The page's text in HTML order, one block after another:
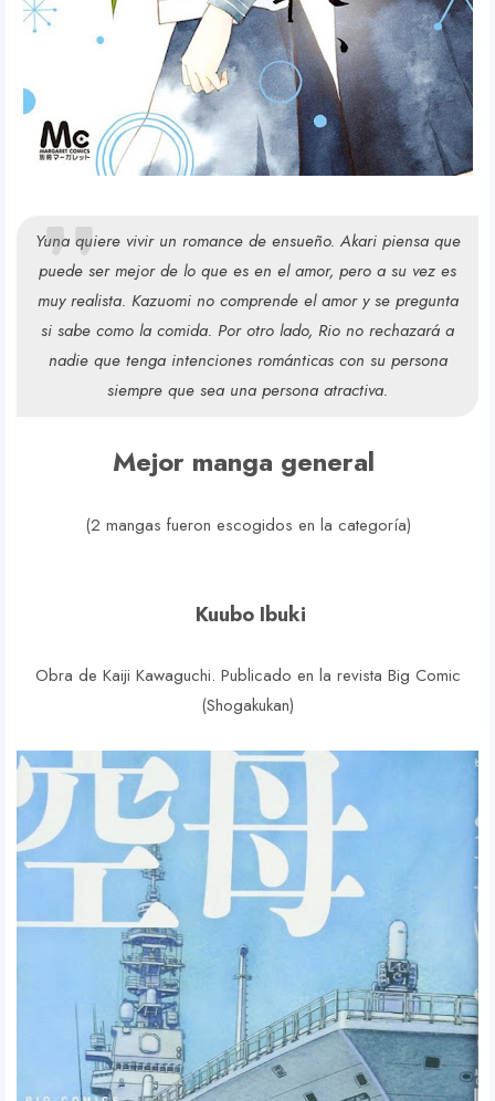
Yuna quiere vivir un romance de ensueño. Akari piensa que
puede ser mejor de lo que es en el amor, pero a su vez es
muy realista. Kazuomi no comprende el amor y se pregunta
si sabe como la comida. Por otro lado, Rio no rechazará a
nadie que tenga intenciones románticas con su persona
siempre que sea una persona atractiva.
Mejor manga general
(2 mangas fueron escogidos en la categoría)
Kuubo Ibuki
Obra de Kaiji Kawaguchi. Publicado en la revista Big Comic
(Shogakukan)